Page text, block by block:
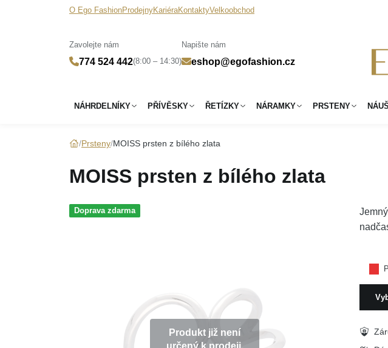
O Ego FashionProdejnyKariéraKontaktyVelkoobchod
Zavolejte nám
774 524 442(8:00 – 14:30)
Napište nám
eshop@egofashion.cz
NÁHRDELNÍKY PŘÍVĚSKY ŘETÍZKY NÁRAMKY PRSTENY
Prsteny MOISS prsten z bílého zlata
MOISS prsten z bílého zlata
Doprava zdarma
Produkt již není
Jemný